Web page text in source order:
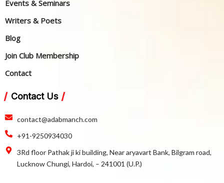
Events & Seminars
Writers & Poets
Blog
Join Club Membership
Contact
Contact Us
contact@adabmanch.com
‪+91-9250934030‬
3Rd floor Pathak ji ki building, Near aryavart Bank, Bilgram road,
Lucknow Chungi, Hardoi, – 241001 (U.P.)